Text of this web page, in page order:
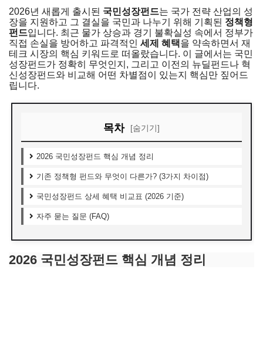
2026년 새롭게 출시된 국민성장펀드는 국가 전략 산업의 성
장을 지원하고 그 결실을 국민과 나누기 위해 기획된 정책형
펀드입니다. 최근 물가 상승과 경기 불확실성 속에서 정부가
직접 손실을 방어하고 파격적인 세제 혜택을 약속하면서 재
테크 시장의 핵심 키워드로 떠올랐습니다. 이 글에서는 국민
성장펀드가 정확히 무엇인지, 그리고 이전의 뉴딜펀드나 혁
신성장펀드와 비교해 어떤 차별점이 있는지 핵심만 짚어드
립니다.
목차 [숨기기]
2026 국민성장펀드 핵심 개념 정리
기존 정책형 펀드와 무엇이 다른가? (3가지 차이점)
국민성장펀드 상세 혜택 비교표 (2026 기준)
자주 묻는 질문 (FAQ)
2026 국민성장펀드 핵심 개념 정리